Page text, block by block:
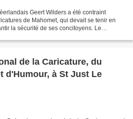
Geert Wilders a été contraint
de Mahomet, qui devait se tenir en
la sécurité de ses concitoyens. Le
de la Caricature, du
d'Humour, à St Just Le